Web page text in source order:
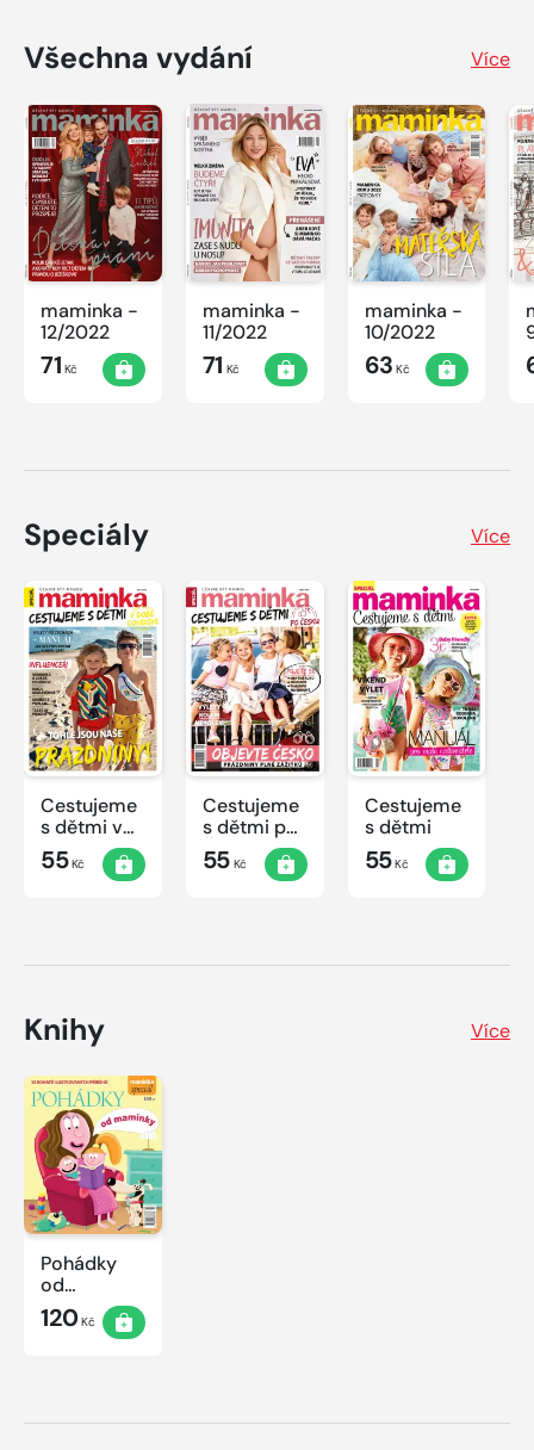
Všechna vydání Více
maminka -
12/2022
71 Kč
maminka -
11/2022
71 Kč
maminka -
10/2022
63 Kč
Speciály Více
Cestujeme
s dětmi v
době
covidové
55Kč
Cestujeme
s dětmi po
Česku
55Kč
Cestujeme
s dětmi
55Kč
Knihy Více
Pohádky
od
maminky
120Kč